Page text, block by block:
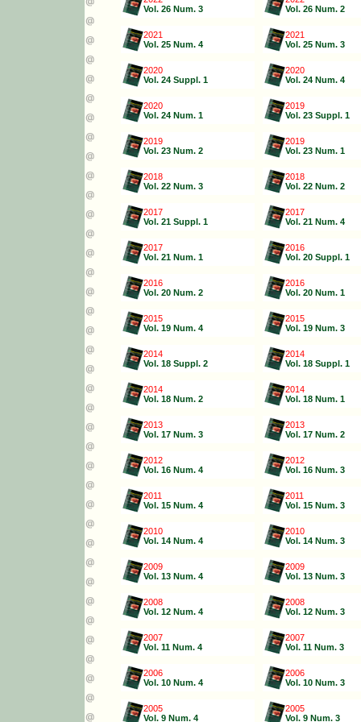
Vol. 26 Num. 3
Vol. 26 Num. 2
2021
Vol. 25 Num. 4
2021
Vol. 25 Num. 3
2020
Vol. 24 Suppl. 1
2020
Vol. 24 Num. 4
2020
Vol. 24 Num. 1
2019
Vol. 23 Suppl. 1
2019
Vol. 23 Num. 2
2019
Vol. 23 Num. 1
2018
Vol. 22 Num. 3
2018
Vol. 22 Num. 2
2017
Vol. 21 Suppl. 1
2017
Vol. 21 Num. 4
2017
Vol. 21 Num. 1
2016
Vol. 20 Suppl. 1
2016
Vol. 20 Num. 2
2016
Vol. 20 Num. 1
2015
Vol. 19 Num. 4
2015
Vol. 19 Num. 3
2014
Vol. 18 Suppl. 2
2014
Vol. 18 Suppl. 1
2014
Vol. 18 Num. 2
2014
Vol. 18 Num. 1
2013
Vol. 17 Num. 3
2013
Vol. 17 Num. 2
2012
Vol. 16 Num. 4
2012
Vol. 16 Num. 3
2011
Vol. 15 Num. 4
2011
Vol. 15 Num. 3
2010
Vol. 14 Num. 4
2010
Vol. 14 Num. 3
2009
Vol. 13 Num. 4
2009
Vol. 13 Num. 3
2008
Vol. 12 Num. 4
2008
Vol. 12 Num. 3
2007
Vol. 11 Num. 4
2007
Vol. 11 Num. 3
2006
Vol. 10 Num. 4
2006
Vol. 10 Num. 3
2005
Vol. 9 Num. 4
2005
Vol. 9 Num. 3